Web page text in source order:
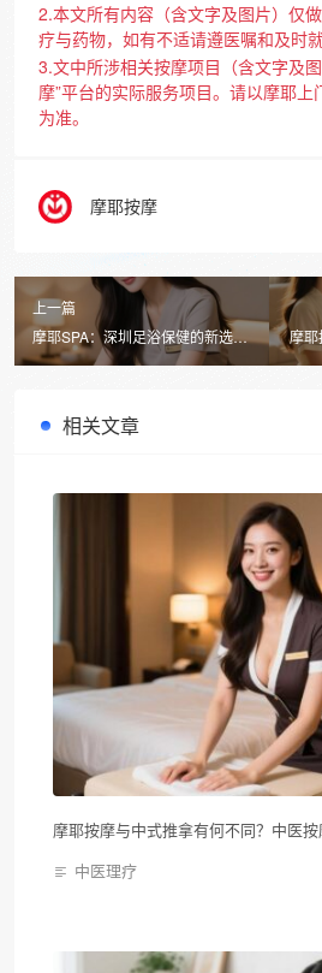
2.本文所有内容（含文字及图片）仅
疗与药物，如有不适请遵医嘱和及时就
3.文中所涉相关按摩项目（含文字及
摩”平台的实际服务项目。请以摩耶
为准。
摩耶按摩
上一篇
摩耶SPA：深圳足浴保健的新选
择，享受都市中的宁静时光
摩耶
相关文章
摩耶按摩与中式推拿有何不同？中医
中医理疗